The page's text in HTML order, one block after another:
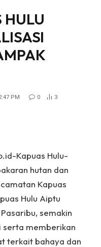
HULU
PM 0 3
Kapuas Hulu-
hutan dan
Kapuas
Hulu Aiptu
semakin
serta memberikan
terkait bahaya dan